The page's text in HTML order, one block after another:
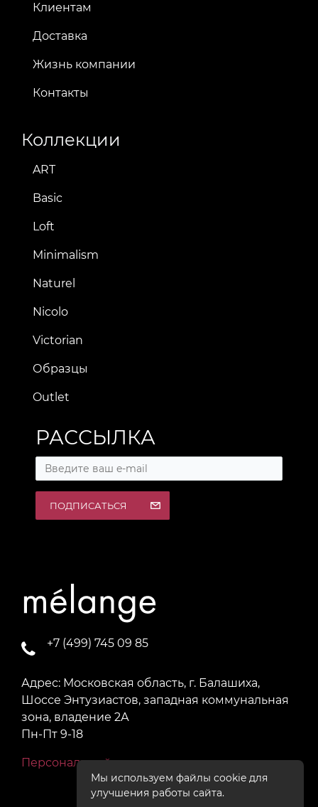
Клиентам
Доставка
Жизнь компании
Контакты
Коллекции
ART
Basic
Loft
Minimalism
Naturel
Nicolo
Victorian
Образцы
Outlet
РАССЫЛКА
ПОДПИСАТЬСЯ
+7 (499) 745 09 85
Адрес: Московская область, г. Балашиха,
Шоссе Энтузиастов, западная коммунальная
зона, владение 2А
Пн-Пт 9-18
Персональный раздел
Мы используем файлы cookie для
улучшения работы сайта.